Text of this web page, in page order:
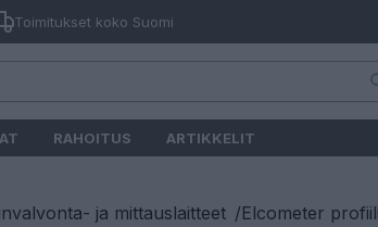
Toimitukset koko Suomi
RAHOITUS ARTIKKELIT
ja mittauslaitteet /Elcometer